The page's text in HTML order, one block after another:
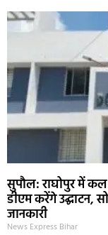
सुपौल: राघोपुर में
डीएम करेंगे उद्घाटन,
जानकारी
News Express Bihar